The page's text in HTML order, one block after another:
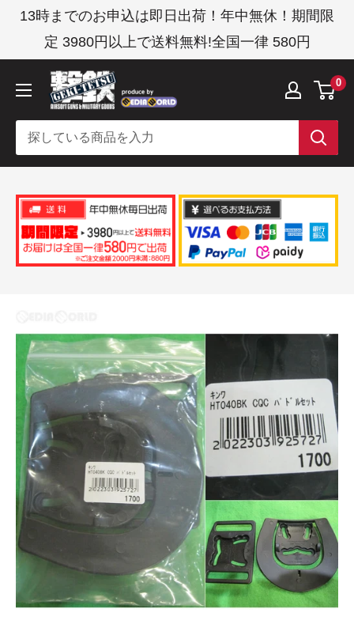
キ
13時までのお申込は即日出荷！年中無休！期間限
定 3980円以上で送料無料!全国一律 580円
撃
鉄
0